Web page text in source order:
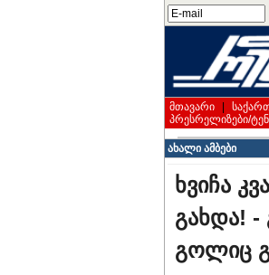
მთავარი
პრესრელიზები/
ახალი ამბები
ხვიჩა
გახდა! -
გოლიც